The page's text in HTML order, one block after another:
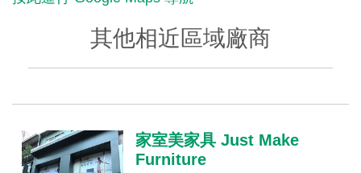
其他相近區域廠商
家室美家具 Just Make
Furniture